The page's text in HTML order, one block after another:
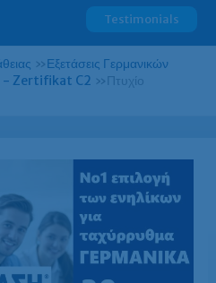
Testimonials
»Εξετάσεις Γερμανικών
Zertifikat C2 » Πτυχίο